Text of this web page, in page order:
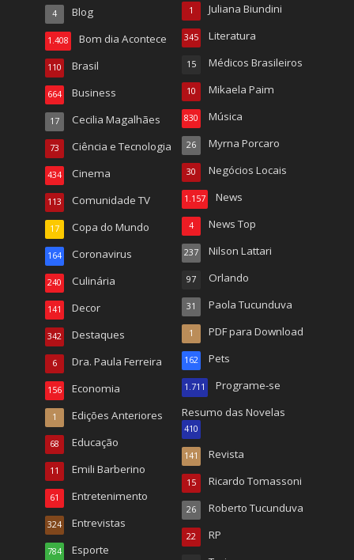
Blog
4
Bom dia Acontece
1.408
Brasil
110
Business
664
Cecilia Magalhães
17
Ciência e Tecnologia
73
Cinema
434
Comunidade TV
113
Copa do Mundo
17
Coronavirus
164
Culinária
240
Decor
141
Destaques
342
Dra. Paula Ferreira
6
Economia
156
Edições Anteriores
1
Educação
68
Emili Barberino
11
Entretenimento
61
Entrevistas
324
Esporte
784
Juliana Biundini
1
Literatura
345
Médicos Brasileiros
15
Mikaela Paim
10
Música
830
Myrna Porcaro
26
Negócios Locais
30
News
1.157
News Top
4
Nilson Lattari
237
Orlando
97
Paola Tucunduva
31
PDF para Download
1
Pets
162
Programe-se
1.711
Resumo das Novelas
410
Revista
141
Ricardo Tomassoni
15
Roberto Tucunduva
26
RP
22